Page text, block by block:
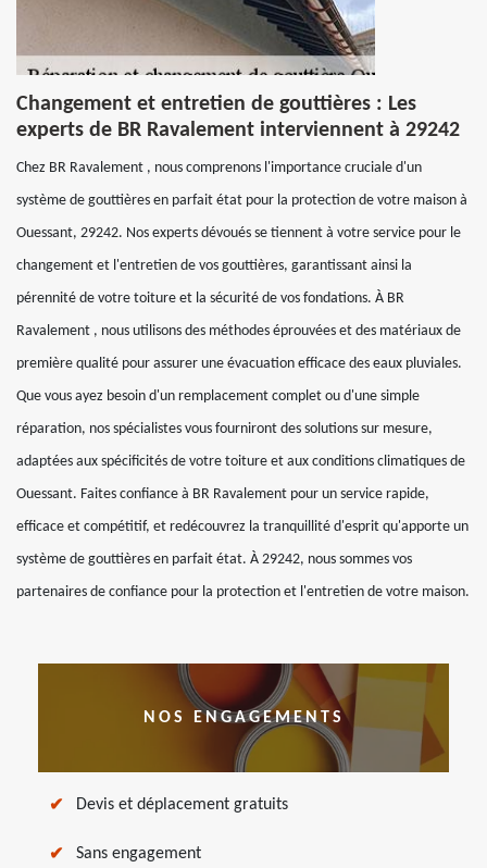
Changement et entretien de gouttières : Les
experts de BR Ravalement interviennent à 29242
Chez BR Ravalement , nous comprenons l'importance cruciale d'un
système de gouttières en parfait état pour la protection de votre maison à
Ouessant, 29242. Nos experts dévoués se tiennent à votre service pour le
changement et l'entretien de vos gouttières, garantissant ainsi la
pérennité de votre toiture et la sécurité de vos fondations. À BR
Ravalement , nous utilisons des méthodes éprouvées et des matériaux de
première qualité pour assurer une évacuation efficace des eaux pluviales.
Que vous ayez besoin d'un remplacement complet ou d'une simple
réparation, nos spécialistes vous fourniront des solutions sur mesure,
adaptées aux spécificités de votre toiture et aux conditions climatiques de
Ouessant. Faites confiance à BR Ravalement pour un service rapide,
efficace et compétitif, et redécouvrez la tranquillité d'esprit qu'apporte un
système de gouttières en parfait état. À 29242, nous sommes vos
partenaires de confiance pour la protection et l'entretien de votre maison.
NOS ENGAGEMENTS
Devis et déplacement gratuits
Sans engagement